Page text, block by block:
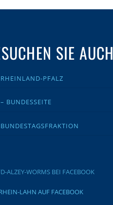
SIE AUCH
PFALZ
BUNDESSEITE
LAHN AUF FACEBOOK